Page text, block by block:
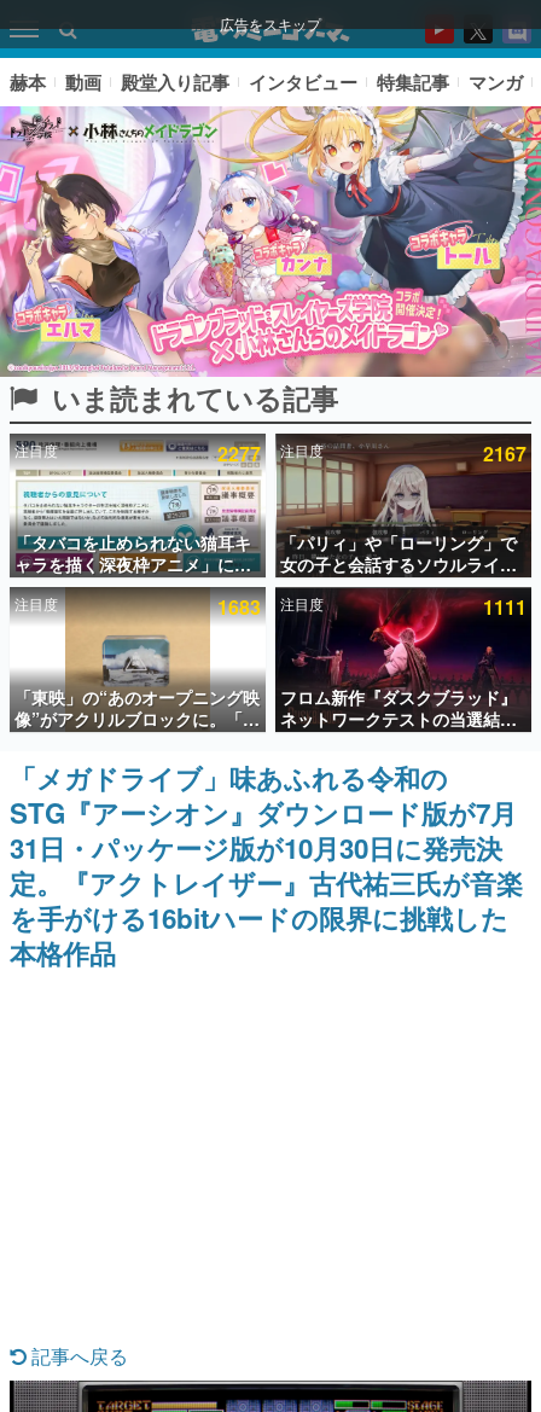
広告をスキップ
ピックアップ
電ファミのいま読まれている記事ランキング
アプリセール情報
インタビュー
連載・特集一覧
殿堂入り記事
SNS拡散数が数千以上！ ページビュー数万以上！ などな
ど。多くの人々に読まれた、電ファミ渾身の“殿堂入り”記
事をまとめました。
ゲームの企画書
名作ゲームクリエイターの方々に製作時のエピソードをお
聞きし、ヒットする企画（ゲーム）とは何か？を探ってい
きます。
赫本
この物語を解いてはいけない。『赫本』は、〈試験問題〉
の形をした短編ホラー小説集です。
具体的な形から解き明かしていく、硬派で骨太な評論連載
赫本 動画 殿堂入り記事 インタビュー 特集記事 マンガ
いま読まれている記事
注目度 2277
「タバコを止められない猫耳キ
ャラを描く深夜枠アニメ」に視
聴者の一部から批判意見。違法
薬物の使用と思しき描写も含め
て、BPOが議論を交わす
注目度 2167
「パリィ」や「ローリング」で
女の子と会話するソウルライク
恋愛ゲーム『小早川さんはソウ
ルライク』無料公開。返事に失
敗すると「YOU DIED」
注目度 1683
「東映」の“あのオープニング映
像”がアクリルブロックに。「東
映ヒストリカル グッズコレクシ
ョン」が8月下旬より発売
注目度 1111
フロム新作『ダスクブラッド』
ネットワークテストの当選結果
が8月7日22時に発表。応募サイ
トのマイページから確認可能、
テスト実施は8月21日～24日
「メガドライブ」味あふれる令和の
STG『アーシオン』ダウンロード版が7月
31日・パッケージ版が10月30日に発売決
定。『アクトレイザー』古代祐三氏が音楽
を手がける16bitハードの限界に挑戦した
本格作品
記事へ戻る